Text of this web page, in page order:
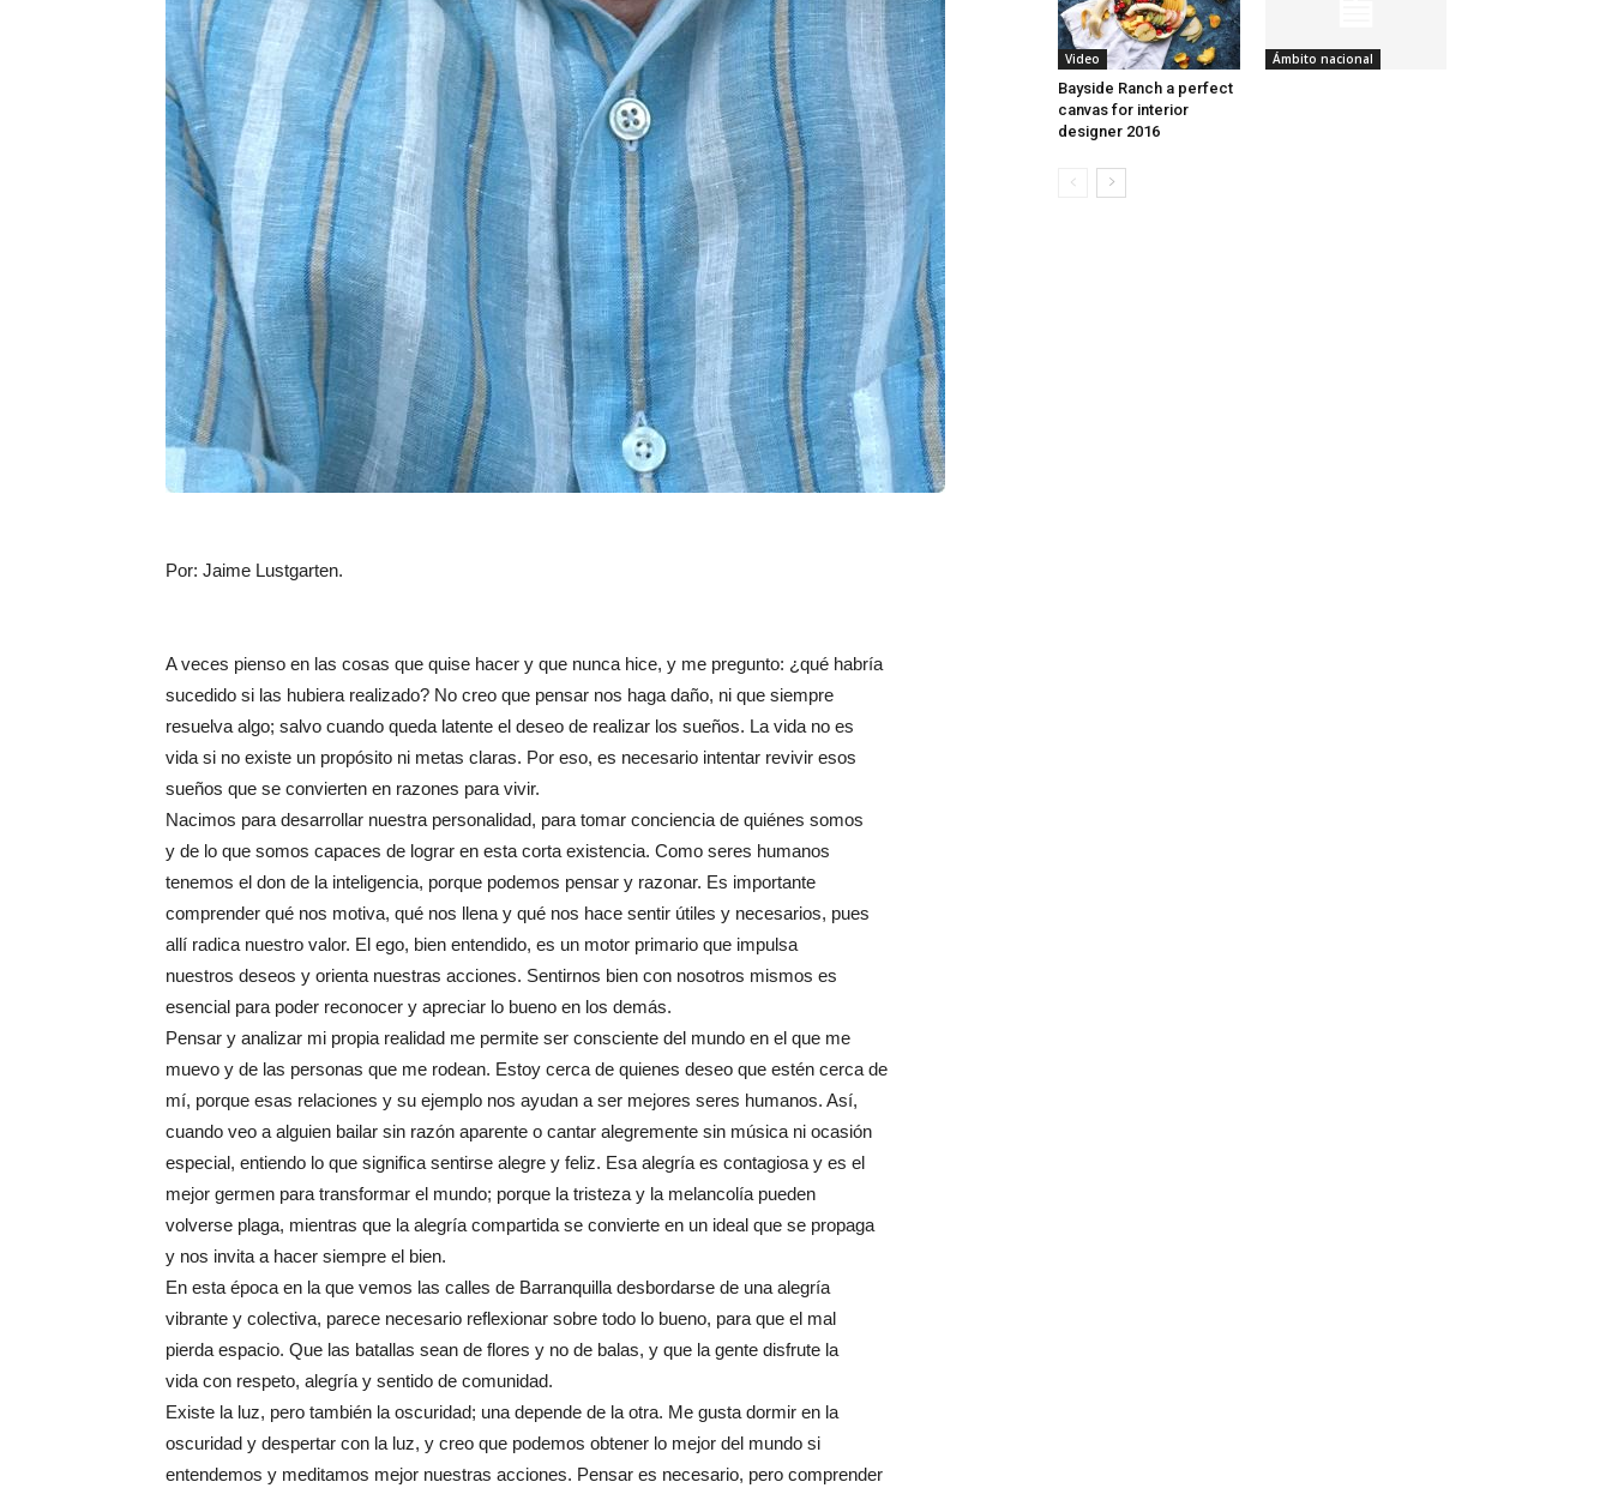
Por: Jaime Lustgarten.
A veces pienso en las cosas que quise hacer y que nunca hice, y me pregunto: ¿qué habría
sucedido si las hubiera realizado? No creo que pensar nos haga daño, ni que siempre
resuelva algo; salvo cuando queda latente el deseo de realizar los sueños. La vida no es
vida si no existe un propósito ni metas claras. Por eso, es necesario intentar revivir esos
sueños que se convierten en razones para vivir.
Nacimos para desarrollar nuestra personalidad, para tomar conciencia de quiénes somos
y de lo que somos capaces de lograr en esta corta existencia. Como seres humanos
tenemos el don de la inteligencia, porque podemos pensar y razonar. Es importante
comprender qué nos motiva, qué nos llena y qué nos hace sentir útiles y necesarios, pues
allí radica nuestro valor. El ego, bien entendido, es un motor primario que impulsa
nuestros deseos y orienta nuestras acciones. Sentirnos bien con nosotros mismos es
esencial para poder reconocer y apreciar lo bueno en los demás.
Pensar y analizar mi propia realidad me permite ser consciente del mundo en el que me
muevo y de las personas que me rodean. Estoy cerca de quienes deseo que estén cerca de
mí, porque esas relaciones y su ejemplo nos ayudan a ser mejores seres humanos. Así,
cuando veo a alguien bailar sin razón aparente o cantar alegremente sin música ni ocasión
especial, entiendo lo que significa sentirse alegre y feliz. Esa alegría es contagiosa y es el
mejor germen para transformar el mundo; porque la tristeza y la melancolía pueden
volverse plaga, mientras que la alegría compartida se convierte en un ideal que se propaga
y nos invita a hacer siempre el bien.
En esta época en la que vemos las calles de Barranquilla desbordarse de una alegría
vibrante y colectiva, parece necesario reflexionar sobre todo lo bueno, para que el mal
pierda espacio. Que las batallas sean de flores y no de balas, y que la gente disfrute la
vida con respeto, alegría y sentido de comunidad.
Existe la luz, pero también la oscuridad; una depende de la otra. Me gusta dormir en la
oscuridad y despertar con la luz, y creo que podemos obtener lo mejor del mundo si
entendemos y meditamos mejor nuestras acciones. Pensar es necesario, pero comprender
Video
Bayside Ranch a perfect
canvas for interior
designer 2016
Ámbito nacional